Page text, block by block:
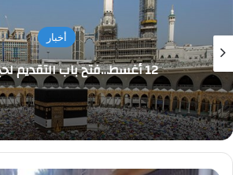
بهية تفتتح وحدة
التخصصية